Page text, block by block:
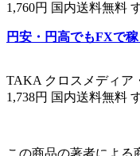
1,760円 国内送料無料
円安・円高でもFXで
TAKA クロスメディア
1,738円 国内送料無料